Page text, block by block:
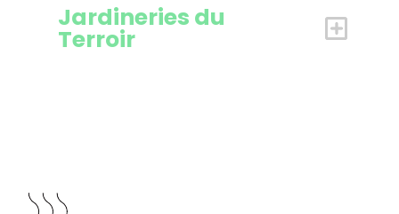
Jardineries du
Terroir